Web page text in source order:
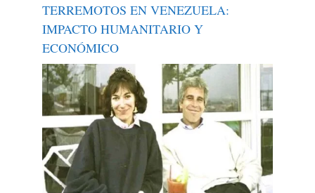
TERREMOTOS EN VENEZUELA:
IMPACTO HUMANITARIO Y
ECONÓMICO